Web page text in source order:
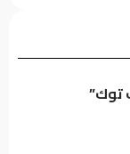
لدعم محدود
توك”